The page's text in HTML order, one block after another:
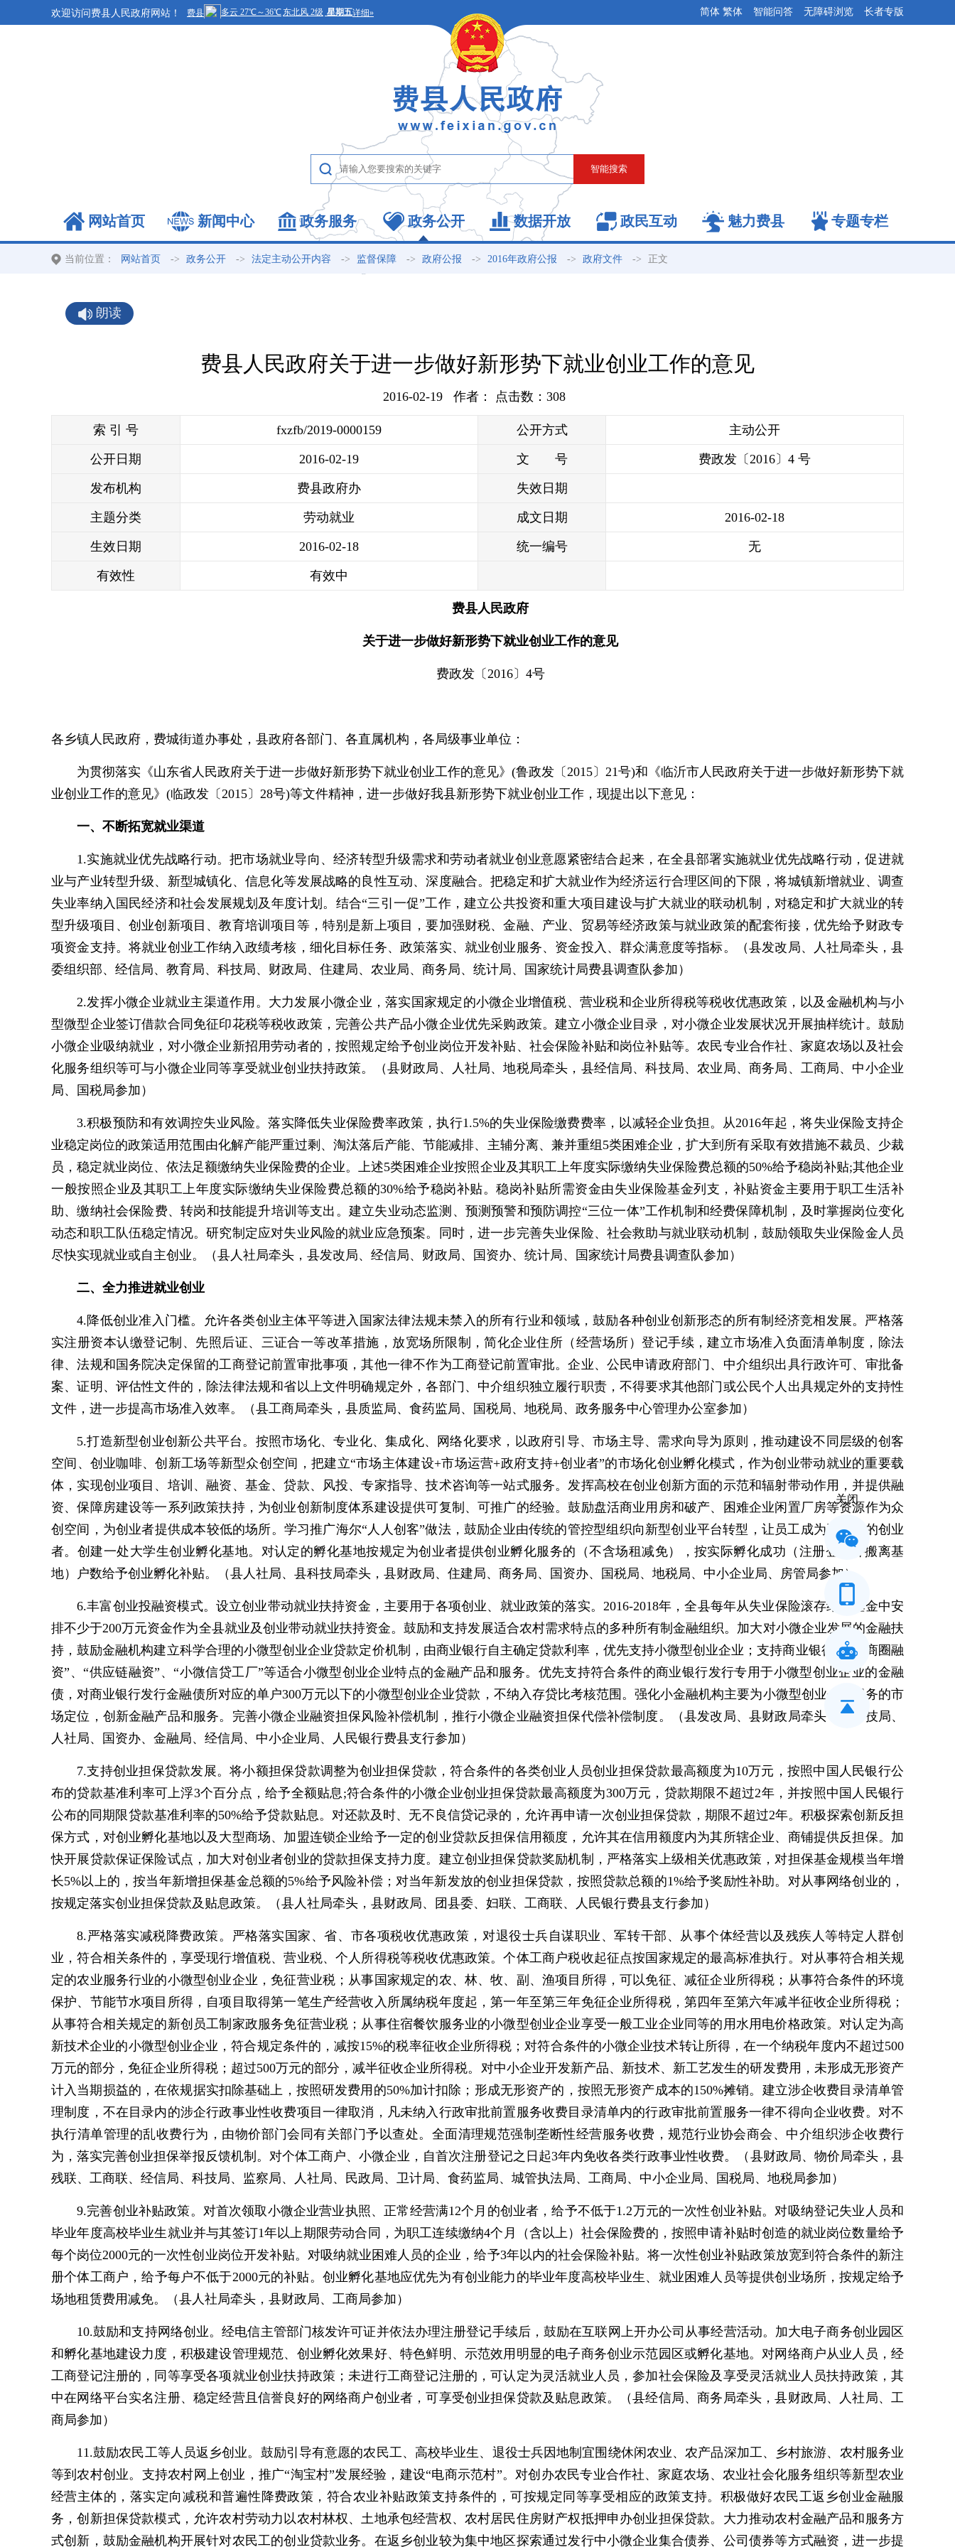
欢迎访问费县人民政府网站！ 智能问答 无障碍浏览 长者专版
简体 繁体
网站首页 新闻中心 政务服务 政务公开 数据开放 政民互动 魅力费县 专题专栏
当前位置： 网站首页 -> 政务公开 -> 法定主动公开内容 -> 监督保障 -> 政府公报 -> 2016年政府公报 -> 政府文件 -> 正文
朗读
费县人民政府关于进一步做好新形势下就业创业工作的意见
2016-02-19 作者： 点击数： 308
索 引 号 fxzfb/2019-0000159 公开方式 主动公开
公开日期 2016-02-19 文 号 费政发〔2016〕4 号
发布机构 费县政府办 失效日期
主题分类 劳动就业 成文日期 2016-02-18
生效日期 2016-02-18 统一编号 无
有效性 有效中
费县人民政府
关于进一步做好新形势下就业创业工作的意见
费政发〔2016〕4号
各乡镇人民政府，费城街道办事处，县政府各部门、各直属机构，各局级事业单位：
为贯彻落实《山东省人民政府关于进一步做好新形势下就业创业工作的意见》(鲁政发〔2015〕21号)和《临沂市人民政府关于进一步做好新形势下就
业创业工作的意见》(临政发〔2015〕28号)等文件精神，进一步做好我县新形势下就业创业工作，现提出以下意见：
一、不断拓宽就业渠道
1.实施就业优先战略行动。把市场就业导向、经济转型升级需求和劳动者就业创业意愿紧密结合起来，在全县部署实施就业优先战略行动，促进就
业与产业转型升级、新型城镇化、信息化等发展战略的良性互动、深度融合。把稳定和扩大就业作为经济运行合理区间的下限，将城镇新增就业、调查
失业率纳入国民经济和社会发展规划及年度计划。结合“三引一促”工作，建立公共投资和重大项目建设与扩大就业的联动机制，对稳定和扩大就业的转
型升级项目、创业创新项目、教育培训项目等，特别是新上项目，要加强财税、金融、产业、贸易等经济政策与就业政策的配套衔接，优先给予财政专
项资金支持。将就业创业工作纳入政绩考核，细化目标任务、政策落实、就业创业服务、资金投入、群众满意度等指标。（县发改局、人社局牵头，县
委组织部、经信局、教育局、科技局、财政局、住建局、农业局、商务局、统计局、国家统计局费县调查队参加）
2.发挥小微企业就业主渠道作用。大力发展小微企业，落实国家规定的小微企业增值税、营业税和企业所得税等税收优惠政策，以及金融机构与小
型微型企业签订借款合同免征印花税等税收政策，完善公共产品小微企业优先采购政策。建立小微企业目录，对小微企业发展状况开展抽样统计。鼓励
小微企业吸纳就业，对小微企业新招用劳动者的，按照规定给予创业岗位开发补贴、社会保险补贴和岗位补贴等。农民专业合作社、家庭农场以及社会
化服务组织等可与小微企业同等享受就业创业扶持政策。（县财政局、人社局、地税局牵头，县经信局、科技局、农业局、商务局、工商局、中小企业
局、国税局参加）
3.积极预防和有效调控失业风险。落实降低失业保险费率政策，执行1.5%的失业保险缴费费率，以减轻企业负担。从2016年起，将失业保险支持企
业稳定岗位的政策适用范围由化解产能严重过剩、淘汰落后产能、节能减排、主辅分离、兼并重组5类困难企业，扩大到所有采取有效措施不裁员、少裁
员，稳定就业岗位、依法足额缴纳失业保险费的企业。上述5类困难企业按照企业及其职工上年度实际缴纳失业保险费总额的50%给予稳岗补贴;其他企业
一般按照企业及其职工上年度实际缴纳失业保险费总额的30%给予稳岗补贴。稳岗补贴所需资金由失业保险基金列支，补贴资金主要用于职工生活补
助、缴纳社会保险费、转岗和技能提升培训等支出。建立失业动态监测、预测预警和预防调控“三位一体”工作机制和经费保障机制，及时掌握岗位变化
动态和职工队伍稳定情况。研究制定应对失业风险的就业应急预案。同时，进一步完善失业保险、社会救助与就业联动机制，鼓励领取失业保险金人员
尽快实现就业或自主创业。（县人社局牵头，县发改局、经信局、财政局、国资办、统计局、国家统计局费县调查队参加）
二、全力推进就业创业
4.降低创业准入门槛。允许各类创业主体平等进入国家法律法规未禁入的所有行业和领域，鼓励各种创业创新形态的所有制经济竞相发展。严格落
实注册资本认缴登记制、先照后证、三证合一等改革措施，放宽场所限制，简化企业住所（经营场所）登记手续，建立市场准入负面清单制度，除法
律、法规和国务院决定保留的工商登记前置审批事项，其他一律不作为工商登记前置审批。企业、公民申请政府部门、中介组织出具行政许可、审批备
案、证明、评估性文件的，除法律法规和省以上文件明确规定外，各部门、中介组织独立履行职责，不得要求其他部门或公民个人出具规定外的支持性
文件，进一步提高市场准入效率。（县工商局牵头，县质监局、食药监局、国税局、地税局、政务服务中心管理办公室参加）
5.打造新型创业创新公共平台。按照市场化、专业化、集成化、网络化要求，以政府引导、市场主导、需求向导为原则，推动建设不同层级的创客
空间、创业咖啡、创新工场等新型众创空间，把建立“市场主体建设+市场运营+政府支持+创业者”的市场化创业孵化模式，作为创业带动就业的重要载
体，实现创业项目、培训、融资、基金、贷款、风投、专家指导、技术咨询等一站式服务。发挥高校在创业创新方面的示范和辐射带动作用，并提供融
资、保障房建设等一系列政策扶持，为创业创新制度体系建设提供可复制、可推广的经验。鼓励盘活商业用房和破产、困难企业闲置厂房等资源作为众
创空间，为创业者提供成本较低的场所。学习推广海尔“人人创客”做法，鼓励企业由传统的管控型组织向新型创业平台转型，让员工成为平台上的创业
者。创建一处大学生创业孵化基地。对认定的孵化基地按规定为创业者提供创业孵化服务的（不含场租减免），按实际孵化成功（注册登记并搬离基
地）户数给予创业孵化补贴。（县人社局、县科技局牵头，县财政局、住建局、商务局、国资办、国税局、地税局、中小企业局、房管局参加）
6.丰富创业投融资模式。设立创业带动就业扶持资金，主要用于各项创业、就业政策的落实。2016-2018年，全县每年从失业保险滚存结余基金中安
排不少于200万元资金作为全县就业及创业带动就业扶持资金。鼓励和支持发展适合农村需求特点的多种所有制金融组织。加大对小微企业发展的金融扶
持，鼓励金融机构建立科学合理的小微型创业企业贷款定价机制，由商业银行自主确定贷款利率，优先支持小微型创业企业；支持商业银行开发“商圈融
资”、“供应链融资”、“小微信贷工厂”等适合小微型创业企业特点的金融产品和服务。优先支持符合条件的商业银行发行专用于小微型创业企业的金融
债，对商业银行发行金融债所对应的单户300万元以下的小微型创业企业贷款，不纳入存贷比考核范围。强化小金融机构主要为小微型创业企业服务的市
场定位，创新金融产品和服务。完善小微企业融资担保风险补偿机制，推行小微企业融资担保代偿补偿制度。（县发改局、县财政局牵头，县科技局、
人社局、国资办、金融局、经信局、中小企业局、人民银行费县支行参加）
7.支持创业担保贷款发展。将小额担保贷款调整为创业担保贷款，符合条件的各类创业人员创业担保贷款最高额度为10万元，按照中国人民银行公
布的贷款基准利率可上浮3个百分点，给予全额贴息;符合条件的小微企业创业担保贷款最高额度为300万元，贷款期限不超过2年，并按照中国人民银行
公布的同期限贷款基准利率的50%给予贷款贴息。对还款及时、无不良信贷记录的，允许再申请一次创业担保贷款，期限不超过2年。积极探索创新反担
保方式，对创业孵化基地以及大型商场、加盟连锁企业给予一定的创业贷款反担保信用额度，允许其在信用额度内为其所辖企业、商铺提供反担保。加
快开展贷款保证保险试点，加大对创业者创业的贷款担保支持力度。建立创业担保贷款奖励机制，严格落实上级相关优惠政策，对担保基金规模当年增
长5%以上的，按当年新增担保基金总额的5%给予风险补偿；对当年新发放的创业担保贷款，按照贷款总额的1%给予奖励性补助。对从事网络创业的，
按规定落实创业担保贷款及贴息政策。（县人社局牵头，县财政局、团县委、妇联、工商联、人民银行费县支行参加）
8.严格落实减税降费政策。严格落实国家、省、市各项税收优惠政策，对退役士兵自谋职业、军转干部、从事个体经营以及残疾人等特定人群创
业，符合相关条件的，享受现行增值税、营业税、个人所得税等税收优惠政策。个体工商户税收起征点按国家规定的最高标准执行。对从事符合相关规
定的农业服务行业的小微型创业企业，免征营业税；从事国家规定的农、林、牧、副、渔项目所得，可以免征、减征企业所得税；从事符合条件的环境
保护、节能节水项目所得，自项目取得第一笔生产经营收入所属纳税年度起，第一年至第三年免征企业所得税，第四年至第六年减半征收企业所得税；
从事符合相关规定的新创员工制家政服务免征营业税；从事住宿餐饮服务业的小微型创业企业享受一般工业企业同等的用水用电价格政策。对认定为高
新技术企业的小微型创业企业，符合规定条件的，减按15%的税率征收企业所得税；对符合条件的小微企业技术转让所得，在一个纳税年度内不超过500
万元的部分，免征企业所得税；超过500万元的部分，减半征收企业所得税。对中小企业开发新产品、新技术、新工艺发生的研发费用，未形成无形资产
计入当期损益的，在依规据实扣除基础上，按照研发费用的50%加计扣除；形成无形资产的，按照无形资产成本的150%摊销。建立涉企收费目录清单管
理制度，不在目录内的涉企行政事业性收费项目一律取消，凡未纳入行政审批前置服务收费目录清单内的行政审批前置服务一律不得向企业收费。对不
执行清单管理的乱收费行为，由物价部门会同有关部门予以查处。全面清理规范强制垄断性经营服务收费，规范行业协会商会、中介组织涉企收费行
为，落实完善创业担保举报反馈机制。对个体工商户、小微企业，自首次注册登记之日起3年内免收各类行政事业性收费。（县财政局、物价局牵头，县
残联、工商联、经信局、科技局、监察局、人社局、民政局、卫计局、食药监局、城管执法局、工商局、中小企业局、国税局、地税局参加）
9.完善创业补贴政策。对首次领取小微企业营业执照、正常经营满12个月的创业者，给予不低于1.2万元的一次性创业补贴。对吸纳登记失业人员和
毕业年度高校毕业生就业并与其签订1年以上期限劳动合同，为职工连续缴纳4个月（含以上）社会保险费的，按照申请补贴时创造的就业岗位数量给予
每个岗位2000元的一次性创业岗位开发补贴。对吸纳就业困难人员的企业，给予3年以内的社会保险补贴。将一次性创业补贴政策放宽到符合条件的新注
册个体工商户，给予每户不低于2000元的补贴。创业孵化基地应优先为有创业能力的毕业年度高校毕业生、就业困难人员等提供创业场所，按规定给予
场地租赁费用减免。（县人社局牵头，县财政局、工商局参加）
10.鼓励和支持网络创业。经电信主管部门核发许可证并依法办理注册登记手续后，鼓励在互联网上开办公司从事经营活动。加大电子商务创业园区
和孵化基地建设力度，积极建设管理规范、创业孵化效果好、特色鲜明、示范效用明显的电子商务创业示范园区或孵化基地。对网络商户从业人员，经
工商登记注册的，同等享受各项就业创业扶持政策；未进行工商登记注册的，可认定为灵活就业人员，参加社会保险及享受灵活就业人员扶持政策，其
中在网络平台实名注册、稳定经营且信誉良好的网络商户创业者，可享受创业担保贷款及贴息政策。（县经信局、商务局牵头，县财政局、人社局、工
商局参加）
11.鼓励农民工等人员返乡创业。鼓励引导有意愿的农民工、高校毕业生、退役士兵因地制宜围绕休闲农业、农产品深加工、乡村旅游、农村服务业
等到农村创业。支持农村网上创业，推广“淘宝村”发展经验，建设“电商示范村”。对创办农民专业合作社、家庭农场、农业社会化服务组织等新型农业
经营主体的，落实定向减税和普遍性降费政策，符合农业补贴政策支持条件的，可按规定同等享受相应的政策支持。积极做好农民工返乡创业金融服
务，创新担保贷款模式，允许农村劳动力以农村林权、土地承包经营权、农村居民住房财产权抵押申办创业担保贷款。大力推动农村金融产品和服务方
式创新，鼓励金融机构开展针对农民工的创业贷款业务。在返乡创业较为集中地区探索通过发行中小微企业集合债券、公司债券等方式融资，进一步提
关闭